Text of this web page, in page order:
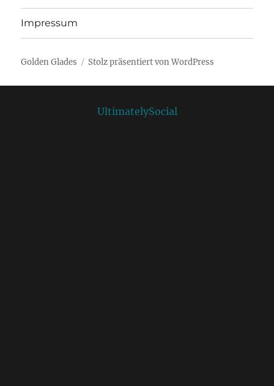
Impressum
Golden Glades Stolz präsentiert von WordPress
UltimatelySocial